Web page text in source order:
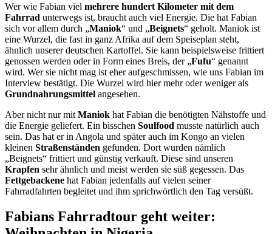
Wer wie Fabian viel mehrere hundert Kilometer mit dem
Fahrrad unterwegs ist, braucht auch viel Energie. Die hat Fabian
sich vor allem durch „Maniok“ und „Beignets“ geholt. Maniok ist
eine Wurzel, die fast in ganz Afrika auf dem Speiseplan steht,
ähnlich unserer deutschen Kartoffel. Sie kann beispielsweise frittiert
genossen werden oder in Form eines Breis, der „Fufu“ genannt
wird. Wer sie nicht mag ist eher aufgeschmissen, wie uns Fabian im
Interview bestätigt. Die Wurzel wird hier mehr oder weniger als
Grundnahrungsmittel angesehen.
Aber nicht nur mit Maniok hat Fabian die benötigten Nähstoffe und
die Energie geliefert. Ein bisschen Soulfood musste natürlich auch
sein. Das hat er in Angola und später auch im Kongo an vielen
kleinen Straßenständen gefunden. Dort wurden nämlich
„Beignets“ frittiert und günstig verkauft. Diese sind unseren
Krapfen sehr ähnlich und meist werden sie süß gegessen. Das
Fettgebackene hat Fabian jedenfalls auf vielen seiner
Fahrradfahrten begleitet und ihm sprichwörtlich den Tag versüßt.
Fabians Fahrradtour geht weiter: